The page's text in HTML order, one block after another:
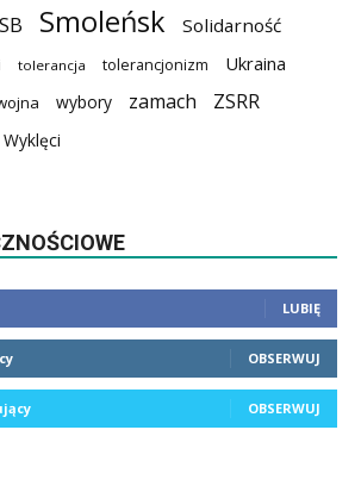
SB Smoleńsk Solidarność
tolerancja tolerancjonizm Ukraina
wybory zamach ZSRR
LUBIĘ
OBSERWUJ
OBSERWUJ